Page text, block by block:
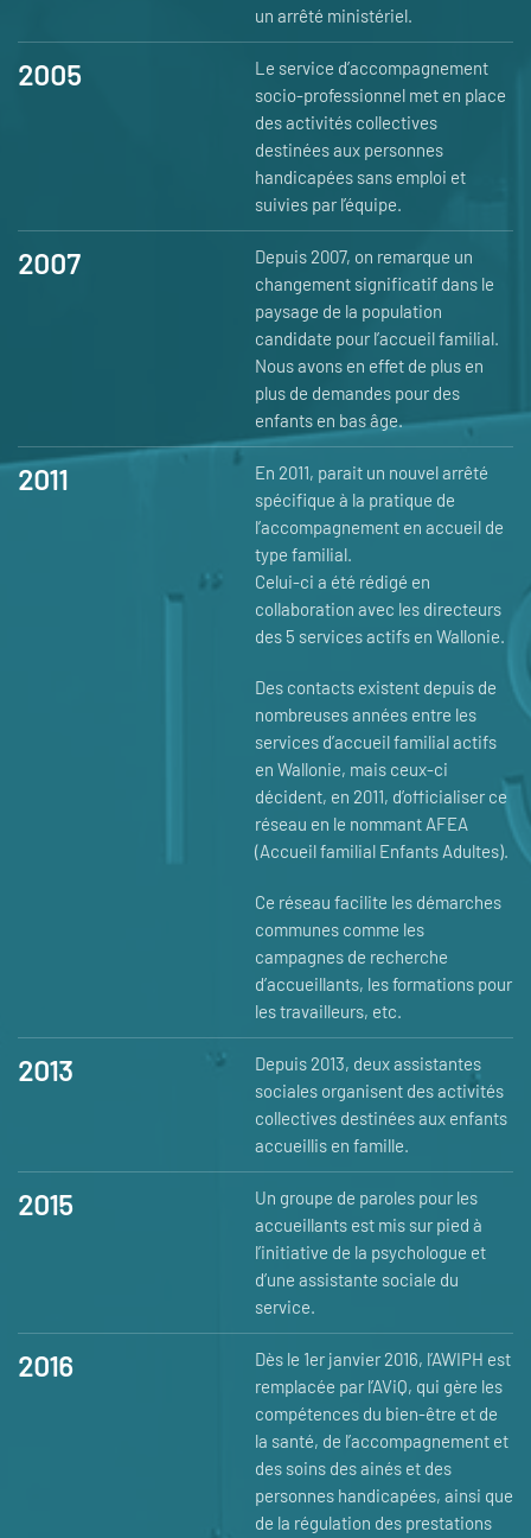
un arrêté ministériel.
2005
Le service d’accompagnement
socio-professionnel met en place
des activités collectives
destinées aux personnes
handicapées sans emploi et
suivies par l’équipe.
2007
Depuis 2007, on remarque un
changement significatif dans le
paysage de la population
candidate pour l’accueil familial.
Nous avons en effet de plus en
plus de demandes pour des
enfants en bas âge.
2011
En 2011, parait un nouvel arrêté
spécifique à la pratique de
l’accompagnement en accueil de
type familial.
Celui-ci a été rédigé en
collaboration avec les directeurs
des 5 services actifs en Wallonie.
Des contacts existent depuis de
nombreuses années entre les
services d’accueil familial actifs
en Wallonie, mais ceux-ci
décident, en 2011, d’officialiser ce
réseau en le nommant AFEA
(Accueil familial Enfants Adultes).
Ce réseau facilite les démarches
communes comme les
campagnes de recherche
d’accueillants, les formations pour
les travailleurs, etc.
2013
Depuis 2013, deux assistantes
sociales organisent des activités
collectives destinées aux enfants
accueillis en famille.
2015
Un groupe de paroles pour les
accueillants est mis sur pied à
l’initiative de la psychologue et
d’une assistante sociale du
service.
2016
Dès le 1er janvier 2016, l’AWIPH est
remplacée par l’AViQ, qui gère les
compétences du bien-être et de
la santé, de l’accompagnement et
des soins des ainés et des
personnes handicapées, ainsi que
de la régulation des prestations